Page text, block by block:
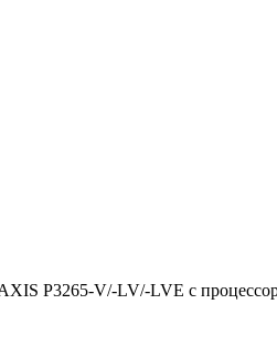
P3265-V/-LV/-LVE с